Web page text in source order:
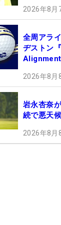
2026年8月
全周アラ
ヂストン
Alignment
2026年8月
岩永杏奈
続で悪天
2026年8月